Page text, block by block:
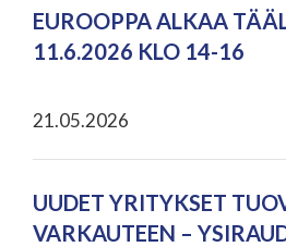
EUROOPPA ALKAA
11.6.2026 KLO 14-16
21.05.2026
UUDET YRITYKSET
VARKAUTEEN –